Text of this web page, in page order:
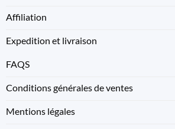
Affiliation
Expedition et livraison
FAQS
Conditions générales de ventes
Mentions légales